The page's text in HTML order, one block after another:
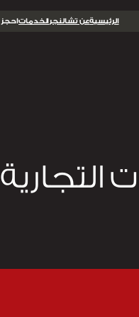
الرئيسيةعن تشالنجرالخدماتاحجز
التجارية